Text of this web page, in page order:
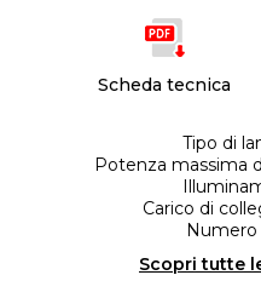
Scheda tecnica
Tipo di
Potenza massima
Carico di
Numero
Scopri tutte